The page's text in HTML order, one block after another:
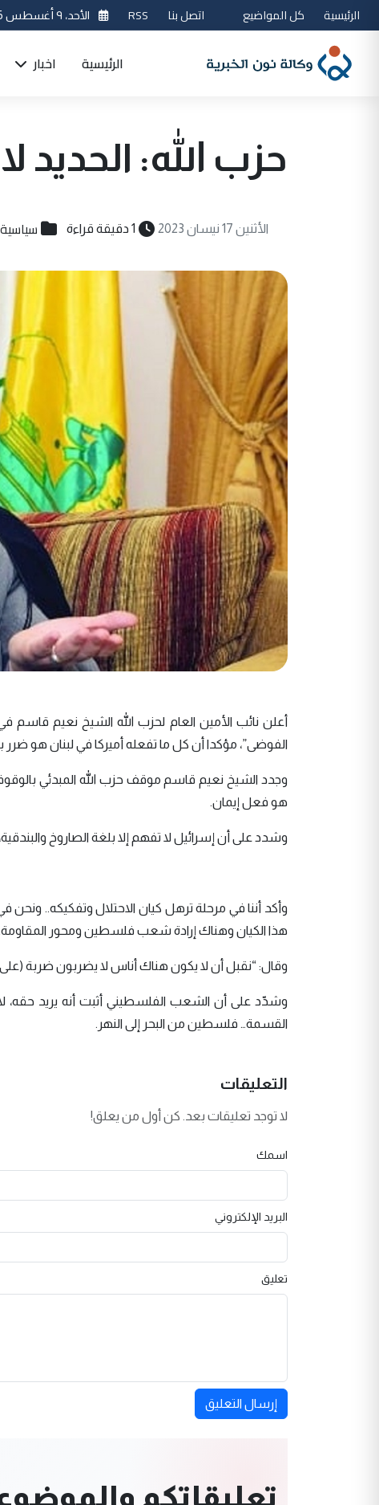
الرئيسية كل المواضيع اتصل بنا RSS الأحد، ٩ أغسطس 2026
الرئيسية اخبار
حزب الله: الحديد
الأثنين 17 نيسان 2023 1 دقيقة قراءة سياسية
أعلن نائب الأمين العام لحزب الله الشيخ نعيم قاسم
الفوضى”، مؤكدا أن كل ما تفعله أميركا في لبنان هو
وجدد الشيخ نعيم قاسم موقف حزب الله المبدئي
هو فعل إيمان.
وشدد على أن إسرائيل لا تفهم إلا بلغة الصاروخ والبندقية،
وأكد أننا في مرحلة ترهل كيان الاحتلال وتفكيكه.. ونحن
هذا الكيان وهناك إرادة شعب فلسطين ومحور المقاومة.
وقال: “نقبل أن لا يكون هناك أناس لا يضربون ضربة (على
وشدّد على أن الشعب الفلسطيني أثبت أنه يريد حقه،
القسمة… فلسطين من البحر إلى النهر.
التعليقات
لا توجد تعليقات بعد. كن أول من يعلق!
اسمك
البريد الإلكتروني
تعليق
إرسال التعليق
تعليقاتكم